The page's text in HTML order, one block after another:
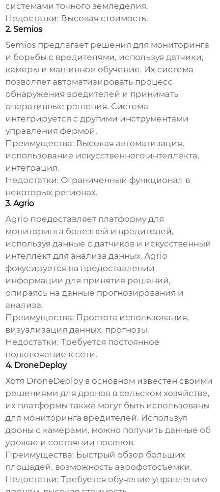
системами точного земледелия.
Недостатки: Высокая стоимость.
2. Semios
Semios предлагает решения для мониторинга
и борьбы с вредителями, используя датчики,
камеры и машинное обучение. Их система
позволяет автоматизировать процесс
обнаружения вредителей и принимать
оперативные решения. Система
интегрируется с другими инструментами
управления фермой.
Преимущества: Высокая автоматизация,
использование искусственного интеллекта,
интеграция.
Недостатки: Ограниченный функционал в
некоторых регионах.
3. Agrio
Agrio предоставляет платформу для
мониторинга болезней и вредителей,
используя данные с датчиков и искусственный
интеллект для анализа данных. Agrio
фокусируется на предоставлении
информации для принятия решений,
опираясь на данные прогнозирования и
анализа.
Преимущества: Простота использования,
визуализация данных, прогнозы.
Недостатки: Требуется постоянное
подключение к сети.
4. DroneDeploy
Хотя DroneDeploy в основном известен своими
решениями для дронов в сельском хозяйстве,
их платформы также могут быть использованы
для мониторинга вредителей. Используя
дроны с камерами, можно получить данные об
урожае и состоянии посевов.
Преимущества: Быстрый обзор больших
площадей, возможность аэрофотосъемки.
Недостатки: Требуется обучение управлению